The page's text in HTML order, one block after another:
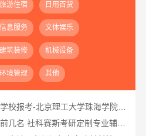
旅游住宿 日用百货
信息服务 文体娱乐
建筑装修 机械设备
环境管理 其他
珠海低分录取的学校报考-北京理工大学珠海学院继教院
大连考研全程班前几名 社科赛斯考研定制专业辅导规划